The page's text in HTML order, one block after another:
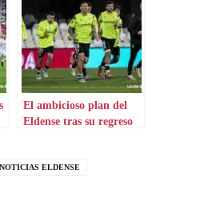
El ambicioso plan del
Eldense tras su regreso
punto de mira
NOTICIAS ELDENSE